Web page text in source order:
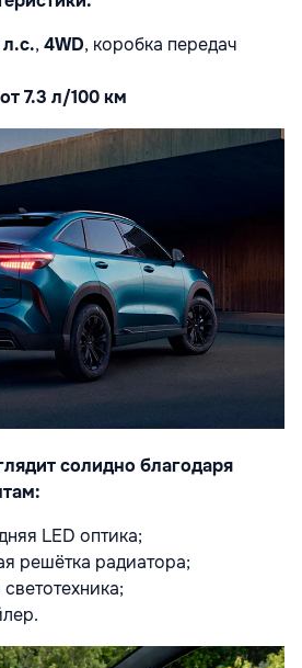
л.с., 4WD, коробка передач
от 7.3 л/100 км
солидно благодаря
LED оптика;
решётка радиатора;